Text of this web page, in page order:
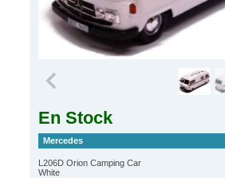
En Stock
Mercedes
L206D Orion Camping Car
White